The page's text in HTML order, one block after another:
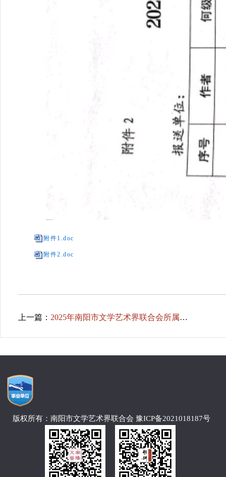
附件1.doc
附件2.doc
上一篇： 2025年南阳市文学艺术界联合会所属单位(含本级)预算公开
版权所有：南阳市文学艺术界联合会 豫ICP备2021018187号